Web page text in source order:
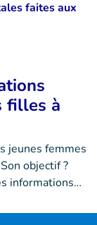
filles à
jeunes femmes
objectif ?
informations…